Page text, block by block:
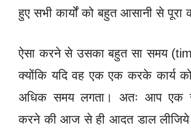
हुए सभी कार्यों को बहुत आसानी से पूरा
ऐसा करने से उसका बहुत सा समय
क्योंकि यदि वह एक एक करके कार्य
अधिक समय लगता। अतः आप एक
करने की आज से ही आदत डाल